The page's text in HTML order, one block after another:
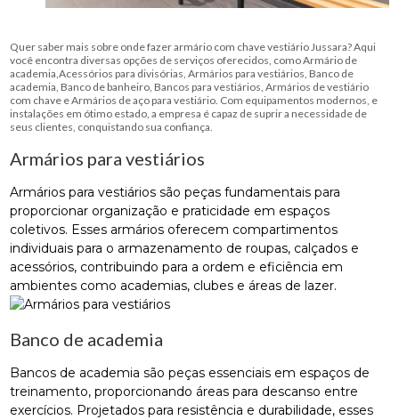
Quer saber mais sobre onde fazer armário com chave vestiário Jussara? Aqui
você encontra diversas opções de serviços oferecidos, como Armário de
academia,Acessórios para divisórias, Armários para vestiários, Banco de
academia, Banco de banheiro, Bancos para vestiários, Armários de vestiário
com chave e Armários de aço para vestiário. Com equipamentos modernos, e
instalações em ótimo estado, a empresa é capaz de suprir a necessidade de
seus clientes, conquistando sua confiança.
Armários para vestiários
Armários para vestiários são peças fundamentais para
proporcionar organização e praticidade em espaços
coletivos. Esses armários oferecem compartimentos
individuais para o armazenamento de roupas, calçados e
acessórios, contribuindo para a ordem e eficiência em
ambientes como academias, clubes e áreas de lazer.
Banco de academia
Bancos de academia são peças essenciais em espaços de
treinamento, proporcionando áreas para descanso entre
exercícios. Projetados para resistência e durabilidade, esses